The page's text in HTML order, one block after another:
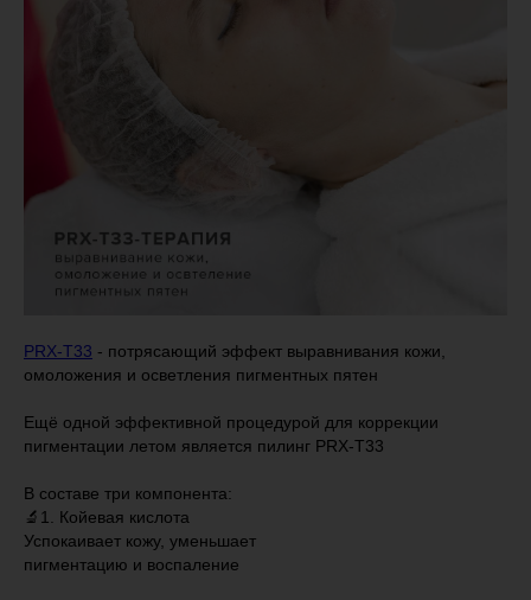
PRX-T33 - потрясающий эффект выравнивания кожи,
омоложения и осветления пигментных пятен
Ещё одной эффективной процедурой для коррекции
пигментации летом является пилинг PRX-T33
В составе три компонента:
🔬1. Койевая кислота
Успокаивает кожу, уменьшает
пигментацию и воспаление